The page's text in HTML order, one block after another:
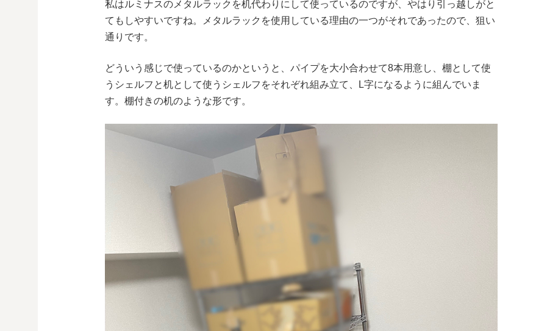
私はルミナスのメタルラックを机代わりにして使っているのですが、やはり引っ越しがと
てもしやすいですね。メタルラックを使用している理由の一つがそれであったので、狙い
通りです。
どういう感じで使っているのかというと、パイプを大小合わせて8本用意し、棚として使
うシェルフと机として使うシェルフをそれぞれ組み立て、L字になるように組んでいま
す。棚付きの机のような形です。